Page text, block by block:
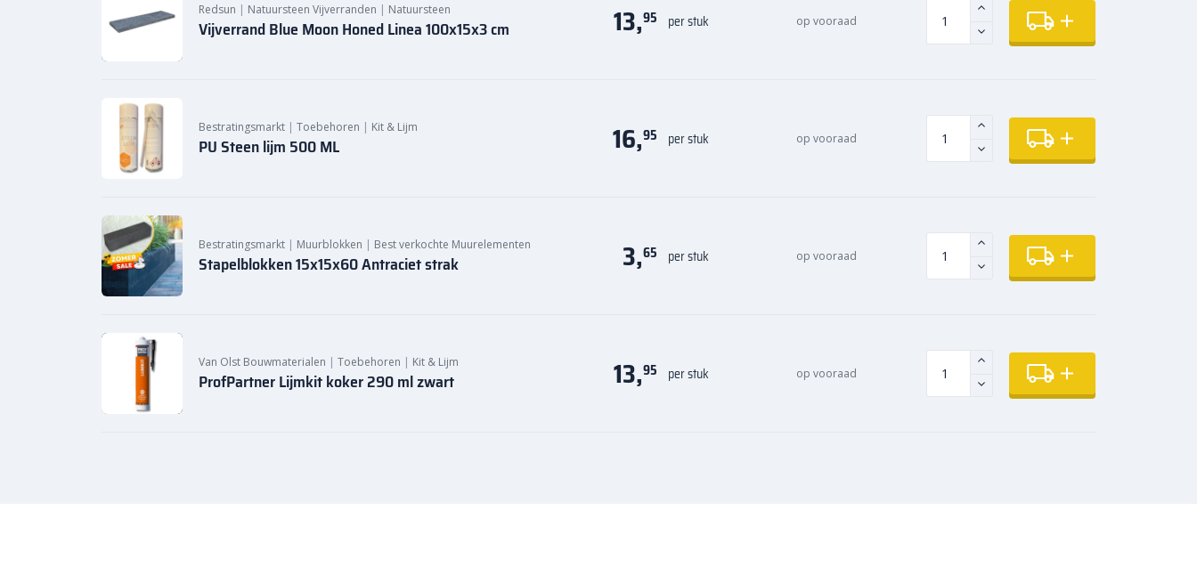
Redsun | Natuursteen Vijverranden | Natuursteen
Vijverrand Blue Moon Honed Linea 100x15x3 cm 13,95 per stuk op vooraad
Bestratingsmarkt | Toebehoren | Kit & Lijm
PU Steen lijm 500 ML 16,95 per stuk op vooraad
Bestratingsmarkt | Muurblokken | Best verkochte Muurelementen
Stapelblokken 15x15x60 Antraciet strak 3,65 per stuk op vooraad
Van Olst Bouwmaterialen | Toebehoren | Kit & Lijm
ProfPartner Lijmkit koker 290 ml zwart 13,95 per stuk op vooraad